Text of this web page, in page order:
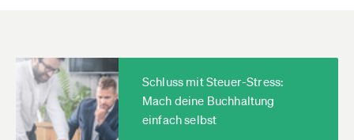
Schluss mit Steuer-Stress:
Mach deine Buchhaltung
einfach selbst